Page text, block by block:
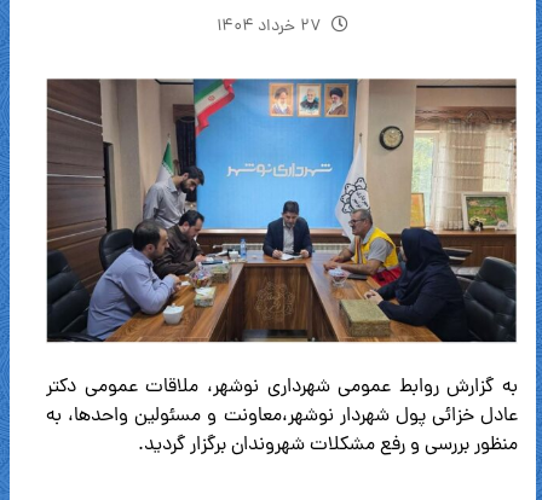
۲۷ خرداد ۱۴۰۴
به گزارش روابط عمومی شهرداری نوشهر، ملاقات عمومی دکتر
عادل خزائی پول شهردار نوشهر،معاونت و مسئولین واحدها، به
منظور بررسی و رفع مشکلات شهروندان برگزار گردید.